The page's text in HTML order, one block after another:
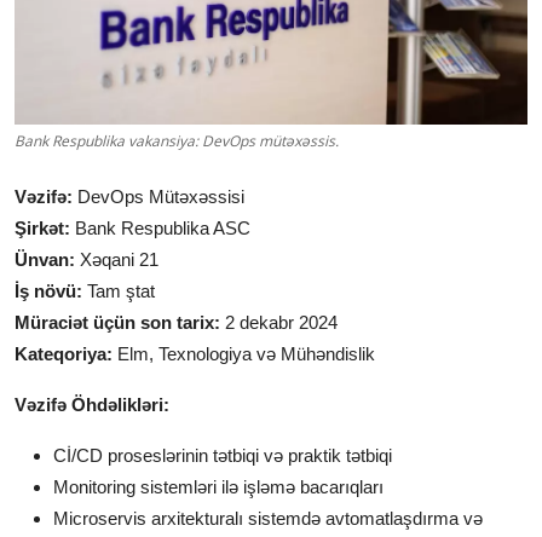
Bank Respublika vakansiya: DevOps mütəxəssis.
Vəzifə: DevOps Mütəxəssisi
Şirkət: Bank Respublika ASC
Ünvan: Xəqani 21
İş növü: Tam ştat
Müraciət üçün son tarix: 2 dekabr 2024
Kateqoriya: Elm, Texnologiya və Mühəndislik
Vəzifə Öhdəlikləri:
Cİ/CD proseslərinin tətbiqi və praktik tətbiqi
Monitoring sistemləri ilə işləmə bacarıqları
Microservis arxitekturalı sistemdə avtomatlaşdırma və